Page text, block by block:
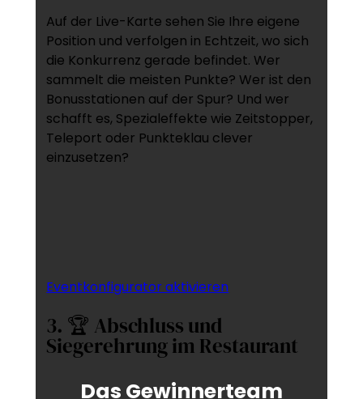
Auf der Live-Karte sehen Sie Ihre eigene
Position und verfolgen in Echtzeit, wo sich
die Konkurrenz gerade befindet. Wer
sammelt die meisten Punkte? Wer ist den
Bonusstationen auf der Spur? Und wer
schafft es, Spezialeffekte wie Zeitstopper,
Teleport oder Punkteklau clever
einzusetzen?
Eventkonfigurator aktivieren
3. 🏆 Abschluss und
Siegerehrung im Restaurant
Das Gewinnerteam